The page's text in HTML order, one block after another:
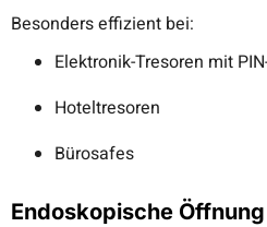
Besonders effizient bei:
Elektronik-Tresoren mit
Hoteltresoren
Bürosafes
Endoskopische Öffnung